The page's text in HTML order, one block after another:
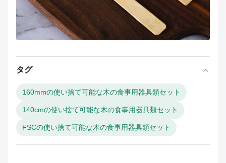
タグ
160mmの使い捨て可能な木の食事用器具類セット
140cmの使い捨て可能な木の食事用器具類セット
FSCの使い捨て可能な木の食事用器具類セット